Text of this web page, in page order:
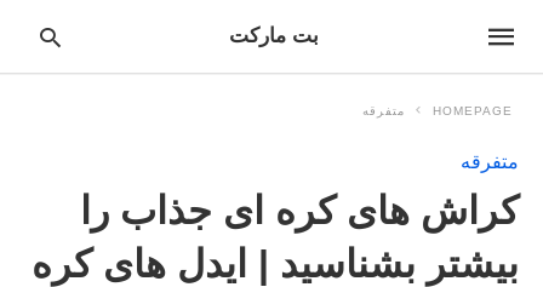
بت مارکت
HOMEPAGE متفرقه
متفرقه
کراش های کره ای جذاب را
بیشتر بشناسید | ایدل های کره